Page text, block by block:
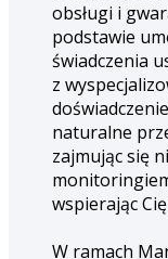
obsługi i
podstawie
świadczenia
z
naturalne
zajmując się
wspierając
W ramach